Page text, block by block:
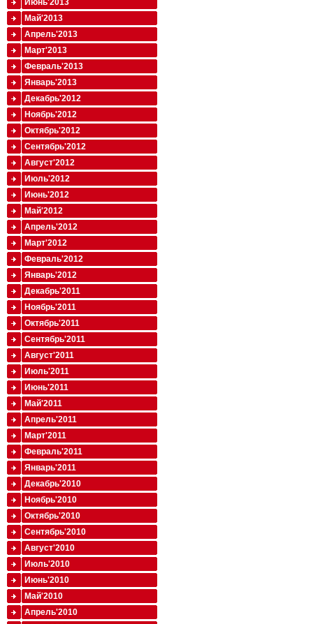
Июнь'2013
Май'2013
Апрель'2013
Март'2013
Февраль'2013
Январь'2013
Декабрь'2012
Ноябрь'2012
Октябрь'2012
Сентябрь'2012
Август'2012
Июль'2012
Июнь'2012
Май'2012
Апрель'2012
Март'2012
Февраль'2012
Январь'2012
Декабрь'2011
Ноябрь'2011
Октябрь'2011
Сентябрь'2011
Август'2011
Июль'2011
Июнь'2011
Май'2011
Апрель'2011
Март'2011
Февраль'2011
Январь'2011
Декабрь'2010
Ноябрь'2010
Октябрь'2010
Сентябрь'2010
Август'2010
Июль'2010
Июнь'2010
Май'2010
Апрель'2010